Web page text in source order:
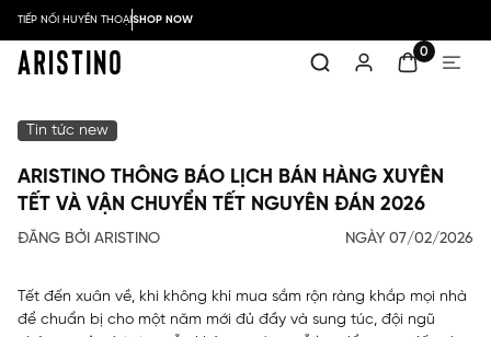
TIẾP NỐI HUYỀN THOẠISHOP NOW
0
Tin tức new
ARISTINO THÔNG BÁO LỊCH BÁN HÀNG XUYÊN
TẾT VÀ VẬN CHUYỂN TẾT NGUYÊN ĐÁN 2026
ĐĂNG BỞI ARISTINO NGÀY 07/02/2026
Tết đến xuân về, khi không khí mua sắm rộn ràng khắp mọi nhà
để chuẩn bị cho một năm mới đủ đầy và sung túc, đội ngũ